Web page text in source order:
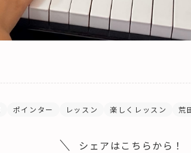
ポインター レッスン 楽しくレッスン 荒
シェアはこちらから！